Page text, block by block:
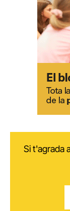
Si t'agrada